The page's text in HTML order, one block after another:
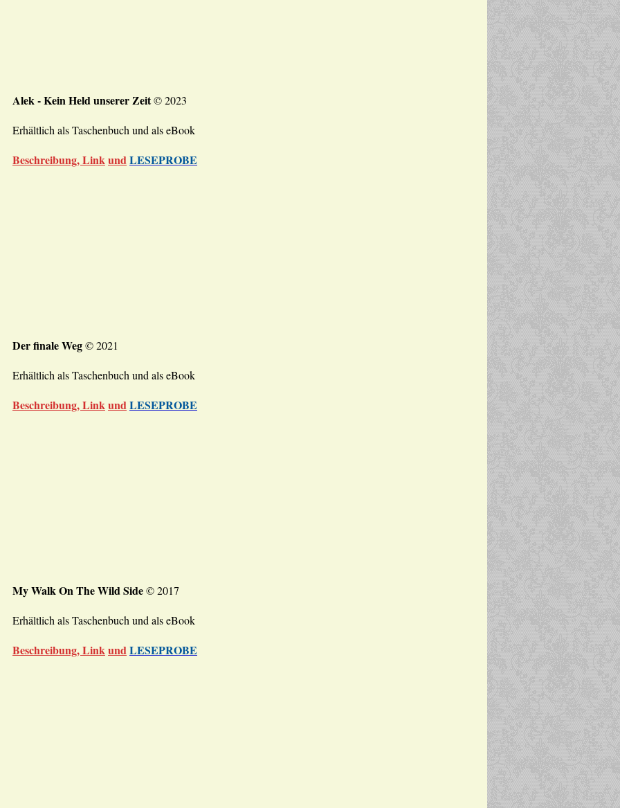
Alek - Kein Held unserer Zeit© 2023
Erhältlich als Taschenbuch und als eBook
Beschreibung, LinkundLESEPROBE
Der finale Weg© 2021
Erhältlich als Taschenbuch und als eBook
Beschreibung, LinkundLESEPROBE
My Walk On The Wild Side© 2017
Erhältlich als Taschenbuch und als eBook
Beschreibung, LinkundLESEPROBE